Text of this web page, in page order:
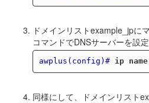
ドメインリストexample_jpに
コマンドでDNSサーバーを設
awplus(config)# ip
同様にして、ドメインリスト